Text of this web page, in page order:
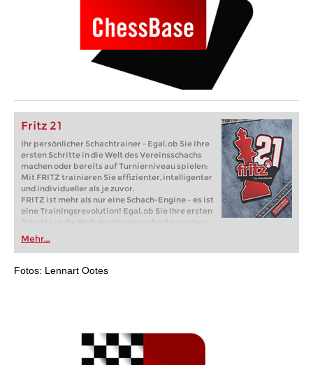
Fritz 21
Ihr persönlicher Schachtrainer - Egal, ob Sie Ihre
ersten Schritte in die Welt des Vereinsschachs
machen oder bereits auf Turnierniveau spielen:
Mit FRITZ trainieren Sie effizienter, intelligenter
und individueller als je zuvor.
FRITZ ist mehr als nur eine Schach-Engine – es ist
eine Trainingsrevolution! Egal, ob Sie Ihre ersten
Schritte in die Welt des Vereinsschachs machen
oder bereits auf Turnierniveau spielen: Mit
FRITZ trainieren Sie effizienter, intelligenter und
individueller als je zuvor.
Mehr...
Fotos: Lennart Ootes